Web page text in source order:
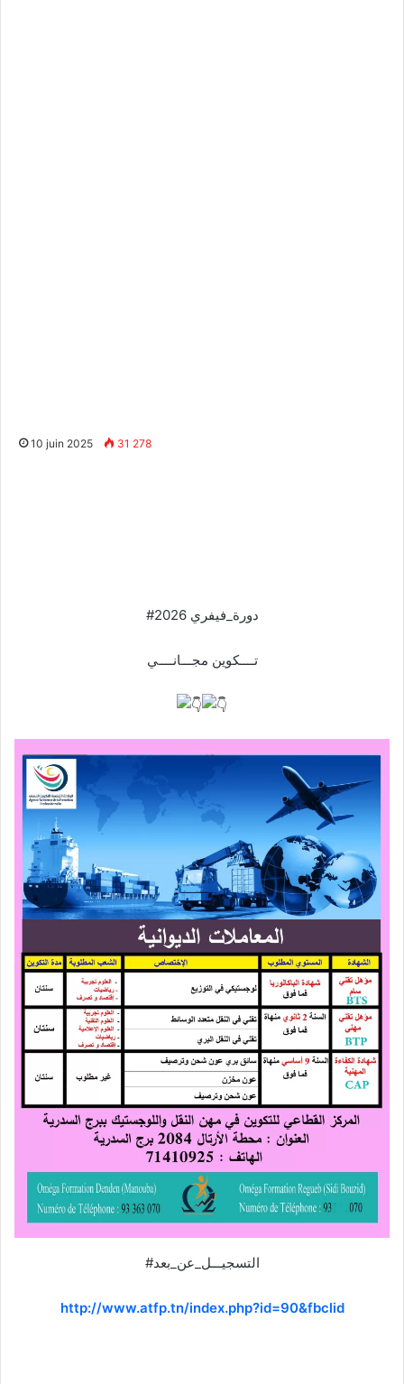
10 juin 2025 31 278
#دورة_فيفري 2026
تــــكوين مجـــانــــي
#التسجيـــل_عن_بعد
http://www.atfp.tn/index.php?id=90&fbclid